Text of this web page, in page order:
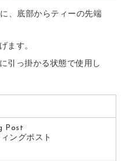
、底部からティーの先端
ます。
引っ掛かる状態で使用し
Post
ングポスト